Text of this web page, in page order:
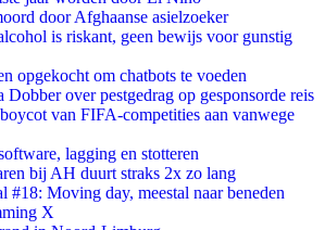
door Afghaanse asielzoeker
is riskant, geen bewijs voor gunstig
opgekocht om chatbots te voeden
over pestgedrag op gesponsorde reis
van FIFA-competities aan vanwege
lagging en stotteren
bij AH duurt straks 2x zo lang
#18: Moving day, meestal naar beneden
X